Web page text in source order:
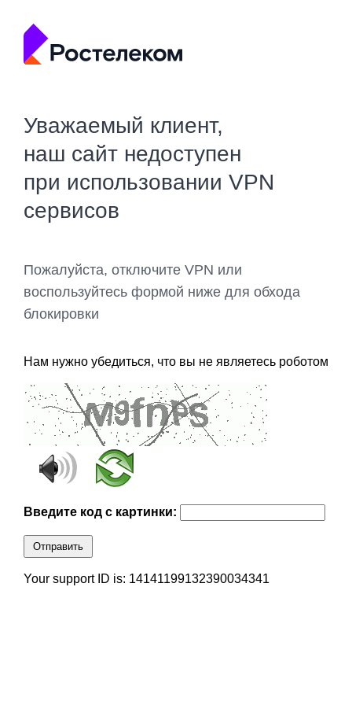
Уважаемый клиент,
наш сайт недоступен
при использовании VPN
сервисов
Пожалуйста, отключите VPN или
воспользуйтесь формой ниже для обхода
блокировки
Нам нужно убедиться, что вы не являетесь роботом
Введите код с картинки:
Отправить
Your support ID is: 14141199132390034341